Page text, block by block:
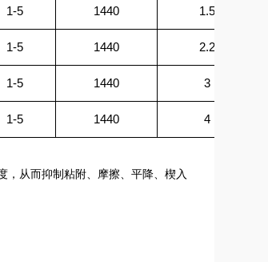
1-5 1440 1.5
1-5 1440 2.2
1-5 1440 3
1-5 1440 4
，从而抑制粘附、摩擦、平降、楔入